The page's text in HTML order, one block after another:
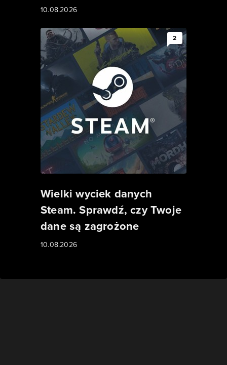
10.08.2026
2
Wielki wyciek danych
Steam. Sprawdź, czy Twoje
dane są zagrożone
10.08.2026